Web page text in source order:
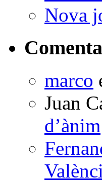
Nova
marco
Juan
d’ànim